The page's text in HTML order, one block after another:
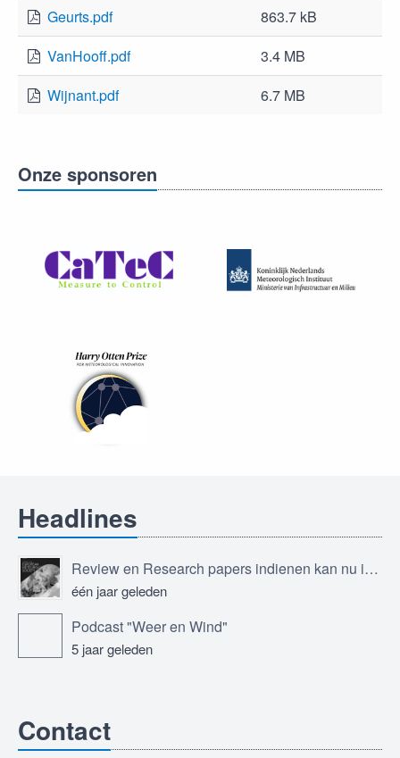
Geurts.pdf
863.7 kB
VanHooff.pdf
3.4 MB
Wijnant.pdf
6.7 MB
Onze sponsoren
Headlines
Review en Research papers indienen kan nu in Journal of the European Meteorological Society
één jaar geleden
Podcast "Weer en Wind"
5 jaar geleden
Contact